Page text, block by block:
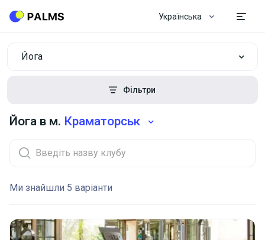
Українська
Йога
Фільтри
Йога в м. Краматорськ
Ми знайшли 5 варіанти